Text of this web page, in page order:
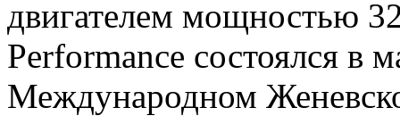
двигателем мощностью
Performance состоялся в
Международном